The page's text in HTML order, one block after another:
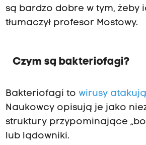
są bardzo dobre w tym, żeby
tłumaczył profesor Mostowy.
Czym są bakteriofagi?
Bakteriofagi to wirusy
Naukowcy opisują je jako
struktury przypominające
lub lądowniki.